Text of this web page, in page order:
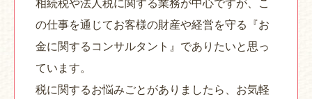
相続税や法人税に関する業務が中心ですが、こ
の仕事を通じてお客様の財産や経営を守る『お
金に関するコンサルタント』でありたいと思っ
ています。
税に関するお悩みごとがありましたら、お気軽